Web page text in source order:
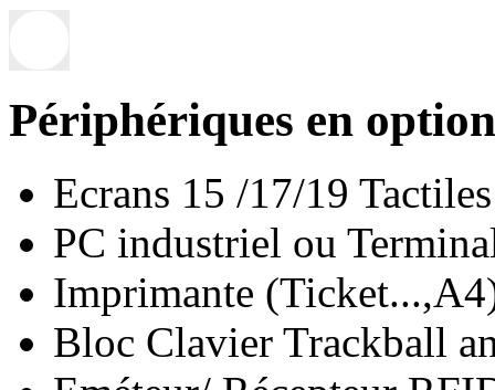
Périphériques en
Ecrans 15 /17/19 Tactiles
PC industriel ou
Imprimante
Bloc Clavier Trackball